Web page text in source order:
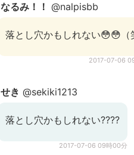
なるみ！！ @nalpisbb
落とし穴かもしれない😳😳（
2017-07-06
せき @sekiki1213
落とし穴かもしれない????
2017-07-06 09時00分